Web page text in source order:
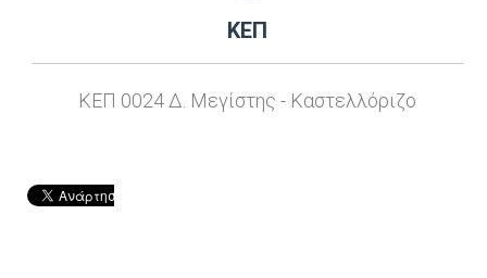
ΚΕΠ
ΚΕΠ 0024 Δ. Μεγίστης - Καστελλόριζο